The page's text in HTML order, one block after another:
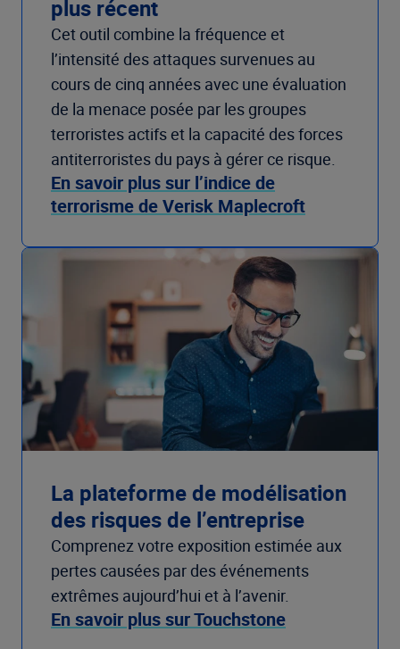
plus récent
Cet outil combine la fréquence et
l’intensité des attaques survenues au
cours de cinq années avec une évaluation
de la menace posée par les groupes
terroristes actifs et la capacité des forces
antiterroristes du pays à gérer ce risque.
En savoir plus sur l’indice de
terrorisme de Verisk Maplecroft
La plateforme de modélisation
des risques de l’entreprise
Comprenez votre exposition estimée aux
pertes causées par des événements
extrêmes aujourd’hui et à l’avenir.
En savoir plus sur Touchstone